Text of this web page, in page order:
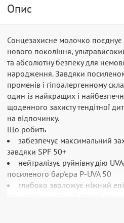
Опис
Сонцезахисне молочко поєднує
нового покоління,
та абсолютну безпеку для
народження. Завдяки
променів і гіпоалергенному
один із найкращих і
щоденного захисту тендітної
на відпочинку.
Що робить
забезпечує максимальний
завдяки SPF 50+
нейтралізує руйнівну дію
посиленого бар'єра P-UVA 50
глибоко зволожує ніжний